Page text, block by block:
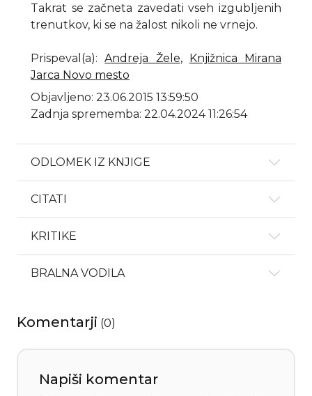
Takrat se začneta zavedati vseh izgubljenih
trenutkov, ki se na žalost nikoli ne vrnejo.
Prispeval(a):Andreja Žele,
Knjižnica Mirana
Jarca Novo mesto
Objavljeno: 23.06.2015 13:59:50
Zadnja sprememba: 22.04.2024 11:26:54
ODLOMEK IZ KNJIGE
CITATI
KRITIKE
BRALNA VODILA
Komentarji (0)
Napiši komentar